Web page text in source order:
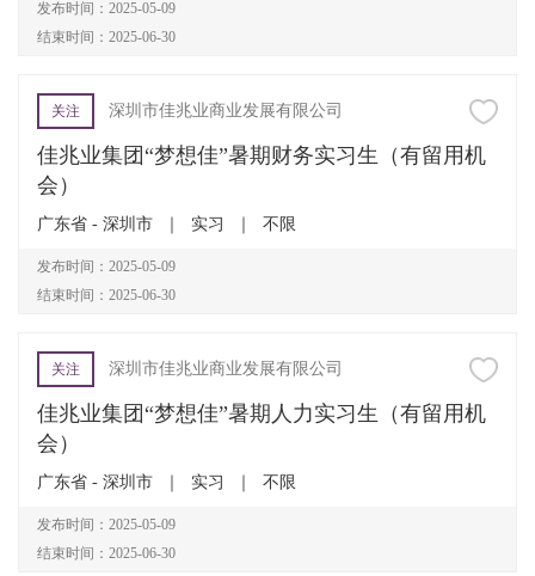
发布时间：2025-05-09
结束时间：2025-06-30
关注 深圳市佳兆业商业发展有限公司
佳兆业集团“梦想佳”暑期财务实习生（有留用机
会）
广东省 - 深圳市 实习 不限
发布时间：2025-05-09
结束时间：2025-06-30
关注 深圳市佳兆业商业发展有限公司
佳兆业集团“梦想佳”暑期人力实习生（有留用机
会）
广东省 - 深圳市 实习 不限
发布时间：2025-05-09
结束时间：2025-06-30